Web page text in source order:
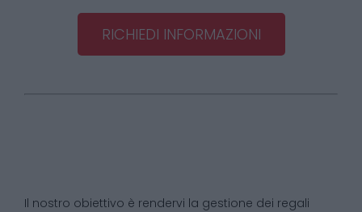
RICHIEDI INFORMAZIONI
Il nostro obiettivo è rendervi la gestione dei regali